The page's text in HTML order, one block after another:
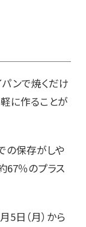
ンで焼くだけ
に作ることが
の保存がしや
67％のプラス
5日（月）から